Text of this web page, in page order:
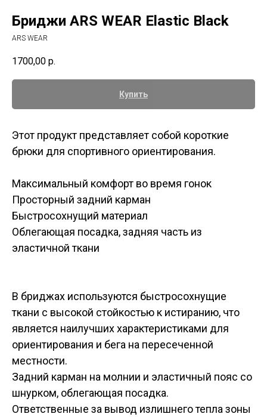
Бриджи ARS WEAR Elastic Black
ARS WEAR
1700,00 р.
Купить
Этот продукт представляет собой короткие
брюки для спортивного ориентирования.
Максимальный комфорт во время гонок
Просторный задний карман
Быстросохнущий материал
Облегающая посадка, задняя часть из
эластичной ткани
​В бриджах используются быстросохнущие
ткани с высокой стойкостью к истиранию, что
является наилучших характеристиками для
ориентирования и бега на пересеченной
местности.
Задний карман на молнии и эластичный пояс со
шнурком, облегающая посадка.
Ответственные за вывод излишнего тепла зоны